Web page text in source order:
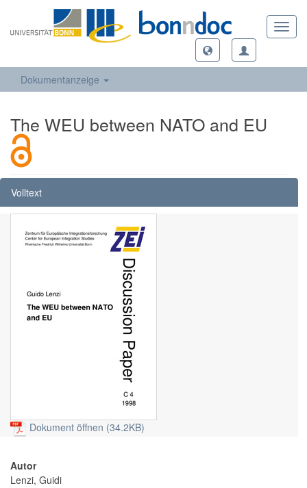
Dokumentanzeige
The WEU between NATO and EU
Volltext
Dokument öffnen (34.2KB)
Autor
Lenzi, Guidi